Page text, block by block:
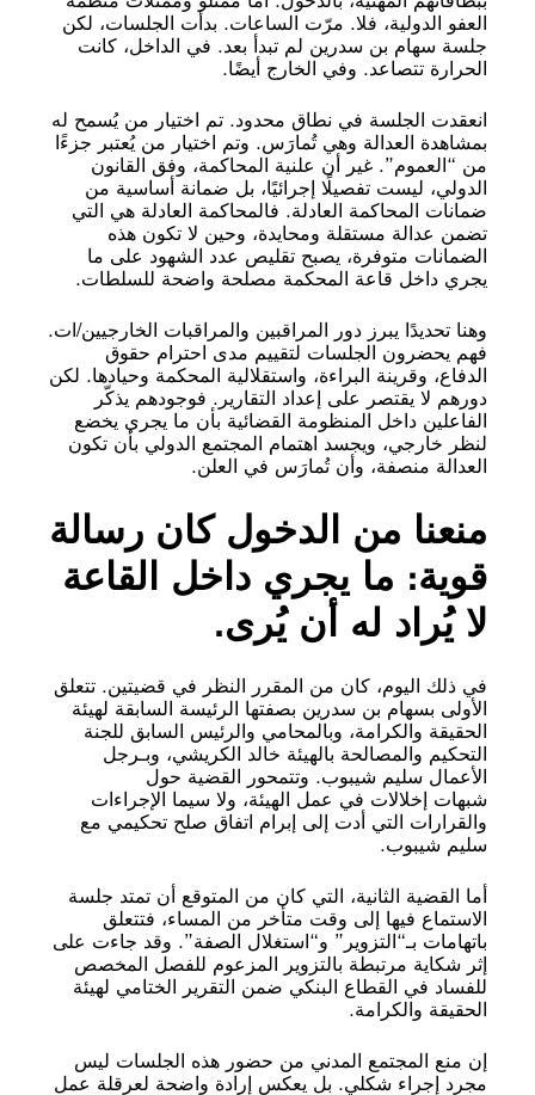
العفو الدولية، فلا. مرّت الساعات. بدأت الجلسات، لكن
جلسة سهام بن سدرين لم تبدأ بعد. في الداخل، كانت
الحرارة تتصاعد. وفي الخارج أيضًا.
انعقدت الجلسة في نطاق محدود. تم اختيار من يُسمح له
بمشاهدة العدالة وهي تُمارَس. وتم اختيار من يُعتبر جزءًا
من “العموم”. غير أن علنية المحاكمة، وفق القانون
الدولي، ليست تفصيلًا إجرائيًا، بل ضمانة أساسية من
ضمانات المحاكمة العادلة. فالمحاكمة العادلة هي التي
تضمن عدالة مستقلة ومحايدة، وحين لا تكون هذه
الضمانات متوفرة، يصبح تقليص عدد الشهود على ما
يجري داخل قاعة المحكمة مصلحة واضحة للسلطات.
وهنا تحديدًا يبرز دور المراقبين والمراقبات الخارجيين/ات.
فهم يحضرون الجلسات لتقييم مدى احترام حقوق
الدفاع، وقرينة البراءة، واستقلالية المحكمة وحيادها. لكن
دورهم لا يقتصر على إعداد التقارير. فوجودهم يذكّر
الفاعلين داخل المنظومة القضائية بأن ما يجري يخضع
لنظر خارجي، ويجسد اهتمام المجتمع الدولي بأن تكون
العدالة منصفة، وأن تُمارَس في العلن.
منعنا من الدخول كان رسالة
قوية: ما يجري داخل القاعة
لا يُراد له أن يُرى.
في ذلك اليوم، كان من المقرر النظر في قضيتين. تتعلق
الأولى بسهام بن سدرين بصفتها الرئيسة السابقة لهيئة
الحقيقة والكرامة، وبالمحامي والرئيس السابق للجنة
التحكيم والمصالحة بالهيئة خالد الكريشي، وبـرجل
الأعمال سليم شيبوب. وتتمحور القضية حول
شبهات إخلالات في عمل الهيئة، ولا سيما الإجراءات
والقرارات التي أدت إلى إبرام اتفاق صلح تحكيمي مع
سليم شيبوب.
أما القضية الثانية، التي كان من المتوقع أن تمتد جلسة
الاستماع فيها إلى وقت متأخر من المساء، فتتعلق
باتهامات بـ“التزوير” و“استغلال الصفة”. وقد جاءت على
إثر شكاية مرتبطة بالتزوير المزعوم للفصل المخصص
للفساد في القطاع البنكي ضمن التقرير الختامي لهيئة
الحقيقة والكرامة.
إن منع المجتمع المدني من حضور هذه الجلسات ليس
مجرد إجراء شكلي. بل يعكس إرادة واضحة لعرقلة عمل